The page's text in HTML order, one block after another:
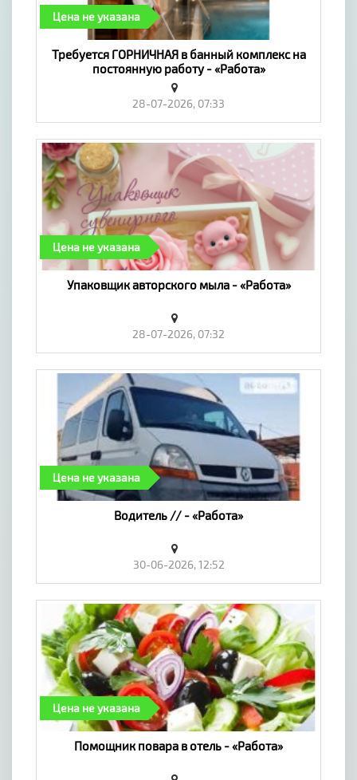
Цена не указана
Требуется ГОРНИЧНАЯ в банный комплекс на
постоянную работу - «Работа»
28-07-2026, 07:33
Цена не указана
Упаковщик авторского мыла - «Работа»
28-07-2026, 07:32
Цена не указана
Водитель // - «Работа»
30-06-2026, 12:52
Цена не указана
Помощник повара в отель - «Работа»